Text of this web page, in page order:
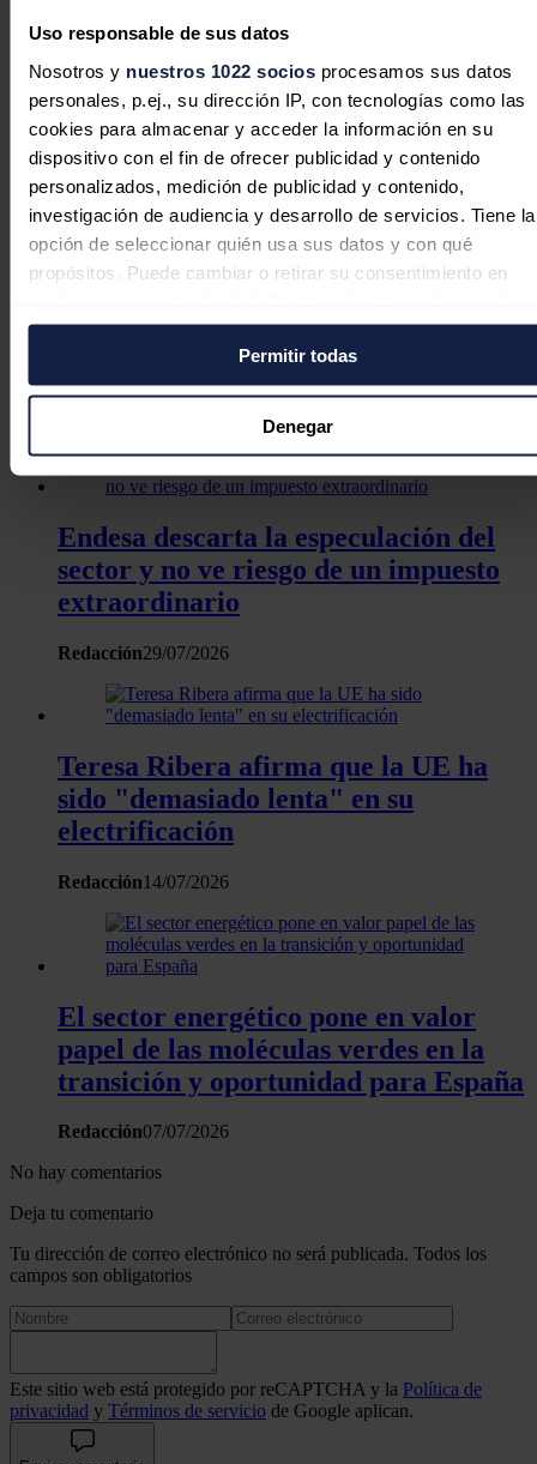
Uso responsable de sus datos
Nosotros y nuestros 1022 sociosprocesamos sus datos
personales, p.ej., su dirección IP, con tecnologías como las
cookies para almacenar y acceder la información en su
dispositivo con el fin de ofrecer publicidad y contenido
personalizados, medición de publicidad y contenido,
investigación de audiencia y desarrollo de servicios. Tiene la
opción de seleccionar quién usa sus datos y con qué
propósitos. Puede cambiar o retirar su consentimiento en
en el Menú de consentimiento.
Si lo permite, también quisiéramos:
Recopilar información sobre su ubicación geográfica
puede tener una precisión de varios metros
Identificar su dispositivo analizándolo activamente
Obtenga más información sobre cómo se procesan sus
personales y establezca sus preferencias en lasección de
datos. Puede cambiar o retirar su consentimiento en
Las cookies de este sitio web se usan para personalizar el
contenido y los anuncios, ofrecer funciones de redes
uso que haga del sitio web con nuestros partners de redes
sociales, publicidad y análisis web, quienes pueden
con otra información que les haya proporcionado o que
Permitir todas
Denegar
"posicionarse a si mismo"para liderar la "ola" de inversiones
Asimismo, ha pedido a las instituciones financieras que "asuman" el
impacto de carbono de sus carteras de créditoy ha indicado que las
autoridades esperan un "alto compromiso, alto involucramiento y
alta velocidad" por su parte.
Noticias relacionadas
Endesa descarta la especulación del
sector y no ve riesgo de un impuesto
extraordinario
Redacción29/07/2026
Teresa Ribera afirma que la UE ha
sido "demasiado lenta" en su
electrificación
Redacción14/07/2026
El sector energético pone en valor
papel de las moléculas verdes en la
transición y oportunidad para España
Redacción07/07/2026
No hay comentarios
Deja tu comentario
Tu dirección de correo electrónico no será publicada. Todos los
campos son obligatorios
Este sitio web está protegido por reCAPTCHA y la Política de
privacidad y Términos de servicio de Google aplican.